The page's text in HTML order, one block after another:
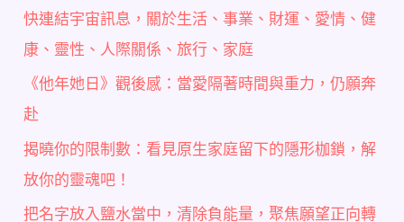
快連結宇宙訊息，關於生活、事業、財運、愛情、健
康、靈性、人際關係、旅行、家庭
《他年她日》觀後感：當愛隔著時間與重力，仍願奔
赴
揭曉你的限制數：看見原生家庭留下的隱形枷鎖，解
放你的靈魂吧！
把名字放入鹽水當中，清除負能量，聚焦願望正向轉